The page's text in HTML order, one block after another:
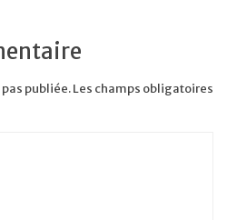
publiée.Les champs obligatoires